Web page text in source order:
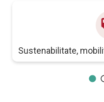
Sustenabilitate,